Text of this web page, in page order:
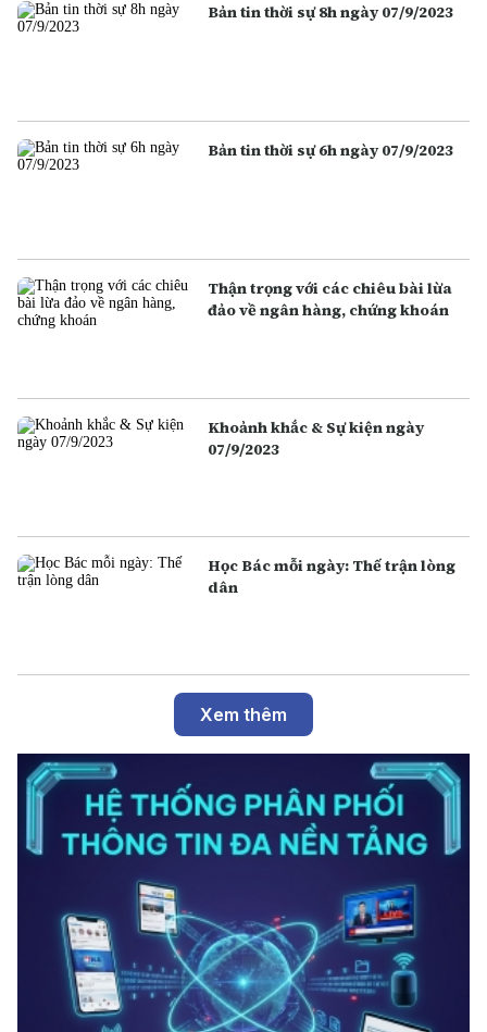
Bản tin thời sự 8h ngày 07/9/2023
Bản tin thời sự 6h ngày 07/9/2023
Thận trọng với các chiêu bài lừa
đảo về ngân hàng, chứng khoán
Khoảnh khắc & Sự kiện ngày
07/9/2023
Học Bác mỗi ngày: Thế trận lòng
dân
Xem thêm